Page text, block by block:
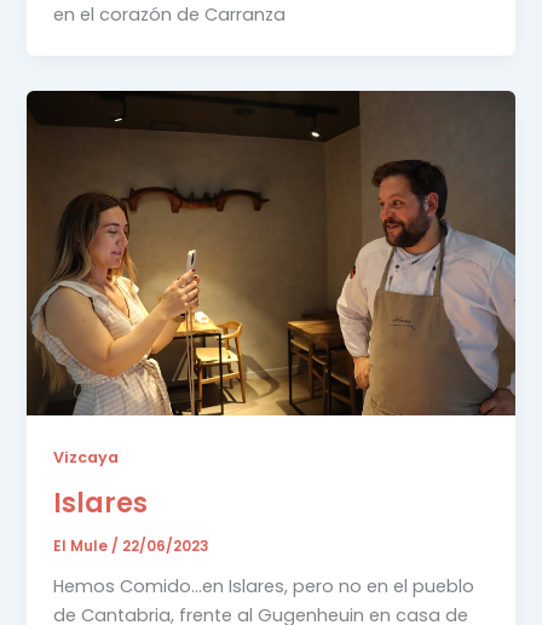
en el corazón de Carranza
Vizcaya
Islares
El Mule / 22/06/2023
Hemos Comido…en Islares, pero no en el pueblo
de Cantabria, frente al Gugenheuin en casa de